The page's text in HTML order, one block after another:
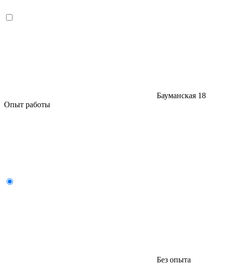
Бауманская 18
Опыт работы
Без опыта